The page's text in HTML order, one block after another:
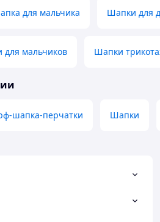
для мальчика Шапки для
для мальчиков Шапки
шапка-перчатки Шапки